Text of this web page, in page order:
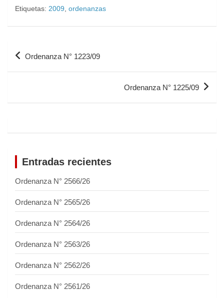
Etiquetas: 2009 ordenanzas
Ordenanza N° 1223/09
Ordenanza N° 1225/09
Entradas recientes
Ordenanza N° 2566/26
Ordenanza N° 2565/26
Ordenanza N° 2564/26
Ordenanza N° 2563/26
Ordenanza N° 2562/26
Ordenanza N° 2561/26